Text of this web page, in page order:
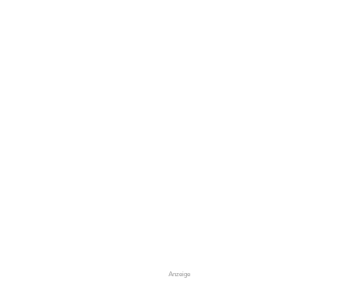
Anzeige